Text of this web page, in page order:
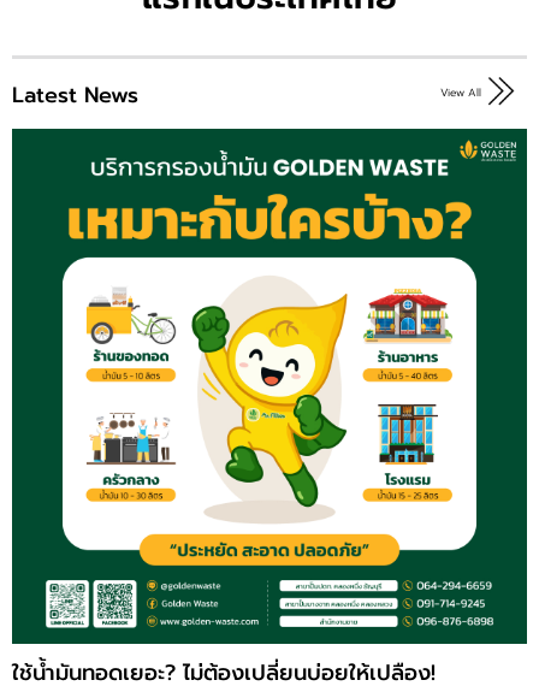
Latest News View All
ใช้น้ำมันทอดเยอะ? ไม่ต้องเปลี่ยนบ่อยให้เปลือง!